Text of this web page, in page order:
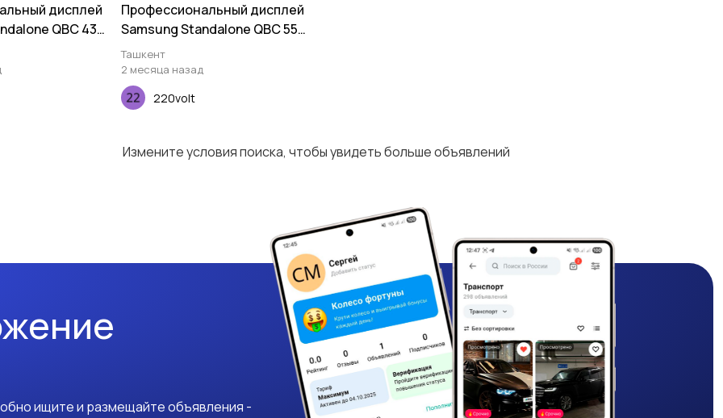
дисплей
QBC 43
Профессиональный дисплей
Samsung Standalone QBC 55
дюймов
Ташкент
2 месяца назад
220volt
Измените условия поиска, чтобы увидеть больше объявлений
ищите и размещайте объявления -